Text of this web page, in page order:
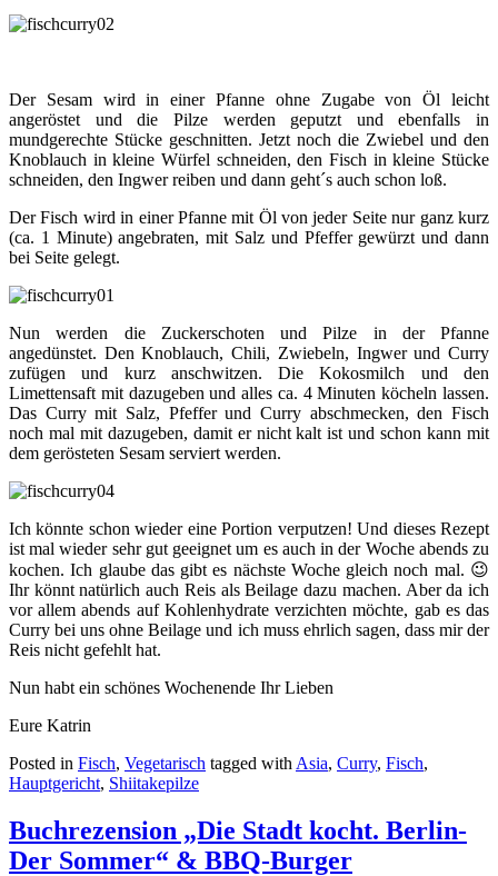
Der Sesam wird in einer Pfanne ohne Zugabe von Öl leicht
angeröstet und die Pilze werden geputzt und ebenfalls in
mundgerechte Stücke geschnitten. Jetzt noch die Zwiebel und den
Knoblauch in kleine Würfel schneiden, den Fisch in kleine Stücke
schneiden, den Ingwer reiben und dann geht´s auch schon loß.
Der Fisch wird in einer Pfanne mit Öl von jeder Seite nur ganz kurz
(ca. 1 Minute) angebraten, mit Salz und Pfeffer gewürzt und dann
bei Seite gelegt.
Nun werden die Zuckerschoten und Pilze in der Pfanne
angedünstet. Den Knoblauch, Chili, Zwiebeln, Ingwer und Curry
zufügen und kurz anschwitzen. Die Kokosmilch und den
Limettensaft mit dazugeben und alles ca. 4 Minuten köcheln lassen.
Das Curry mit Salz, Pfeffer und Curry abschmecken, den Fisch
noch mal mit dazugeben, damit er nicht kalt ist und schon kann mit
dem gerösteten Sesam serviert werden.
Ich könnte schon wieder eine Portion verputzen! Und dieses Rezept
ist mal wieder sehr gut geeignet um es auch in der Woche abends zu
kochen. Ich glaube das gibt es nächste Woche gleich noch mal. 😉
Ihr könnt natürlich auch Reis als Beilage dazu machen. Aber da ich
vor allem abends auf Kohlenhydrate verzichten möchte, gab es das
Curry bei uns ohne Beilage und ich muss ehrlich sagen, dass mir der
Reis nicht gefehlt hat.
Nun habt ein schönes Wochenende Ihr Lieben
Eure Katrin
Posted in Fisch, Vegetarisch tagged with Asia, Curry, Fisch,
Hauptgericht, Shiitakepilze
Buchrezension „Die Stadt kocht. Berlin-
Der Sommer“ & BBQ-Burger